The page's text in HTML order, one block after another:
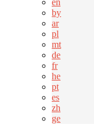
en
by
ar
pl
mt
de
fr
he
pt
es
zh
ge